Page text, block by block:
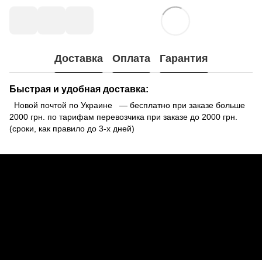
Доставка Оплата Гарантия
Быстрая и удобная доставка:
Новой почтой по Украине — бесплатно при заказе больше
2000 грн. по тарифам перевозчика при заказе до 2000 грн.
(сроки, как правило до 3-х дней)